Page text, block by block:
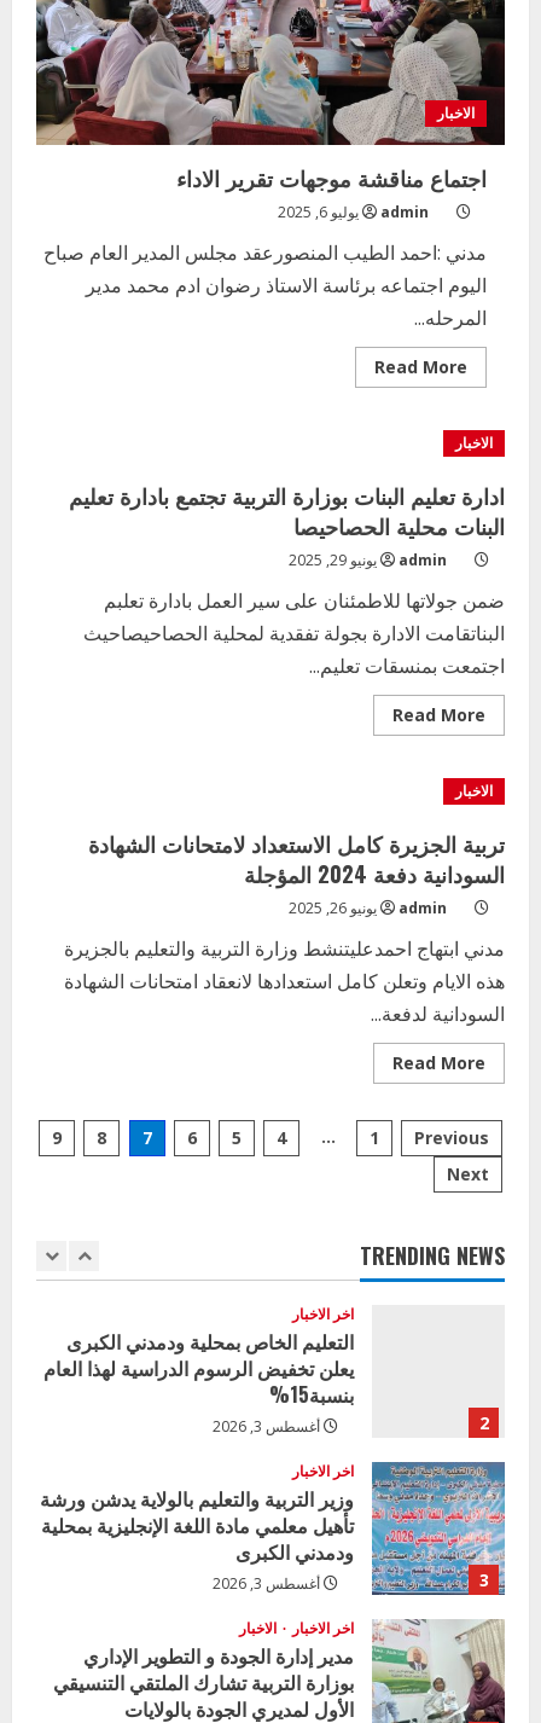
يتفقد
عددا
من
المدارس
بمدني
الاخبار
اجتماع مناقشة موجهات تقرير الاداء
admin يوليو 6, 2025
مدني :احمد الطيب المنصورعقد مجلس المدير العام صباح
اليوم اجتماعه برئاسة الاستاذ رضوان ادم محمد مدير
المرحله...
Read More
more
الاخبار
ادارة تعليم البنات بوزارة التربية تجتمع بادارة تعليم
البنات محلية الحصاحيصا
admin يونيو 29, 2025
ضمن جولاتها للاطمئنان على سير العمل بادارة تعلبم
البناتقامت الادارة بجولة تفقدية لمحلية الحصاحيصاحيث
اجتمعت بمنسقات تعليم...
Read More
more
التربية
تجتمع
بادارة
تعليم
البنات
محلية
الاخبار
تربية الجزيرة كامل الاستعداد لامتحانات الشهادة
السودانية دفعة 2024 المؤجلة
admin يونيو 26, 2025
مدني ابتهاج احمدعليتنشط وزارة التربية والتعليم بالجزيرة
هذه الايام وتعلن كامل استعدادها لانعقاد امتحانات الشهادة
السودانية لدفعة...
Read More
more
الجزيرة
كامل
الاستعداد
2024
المؤجلة
Posts
pagination
Previous
1
…
4
5
6
7
8
9
Next
TRENDING NEWS
2
اخر الاخبار
التعليم الخاص بمحلية ودمدني الكبرى
بنسبة15%
أغسطس 3, 2026
3
4
اخر الاخبار الاخبار
مدير إدارة الجودة و التطوير الإداري
بوزارة التربية تشارك الملتقي التنسيقي
الأول لمديري الجودة بالولايات
يوليو 29, 2026
1
اخر الاخبار
2
اخر الاخبار
التعليم الخاص بمحلية ودمدني الكبرى
يعلن تخفيض الرسوم الدراسية لهذا العام
بنسبة15%
أغسطس 3, 2026
3
اخر الاخبار
وزير التربية والتعليم بالولاية يدشن ورشة
تأهيل معلمي مادة اللغة الإنجليزية بمحلية
ودمدني الكبرى
أغسطس 3, 2026
اخر الاخبار الاخبار
مدير إدارة الجودة و التطوير الإداري
بوزارة التربية تشارك الملتقي التنسيقي
الأول لمديري الجودة بالولايات